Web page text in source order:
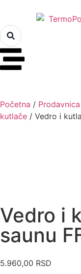
Početna / Prodavnica
kutlače / Vedro i
Vedro i
saunu
5.960,00 RSD